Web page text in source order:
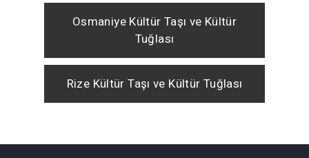
Osmaniye Kültür Taşı ve Kültür
Tuğlası
Rize Kültür Taşı ve Kültür Tuğlası